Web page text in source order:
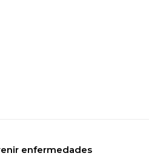
enfermedades